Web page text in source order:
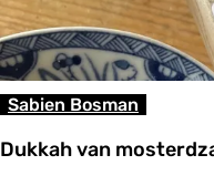
:
b
o
n
e
d
Dukkah van
Sabien Bosman